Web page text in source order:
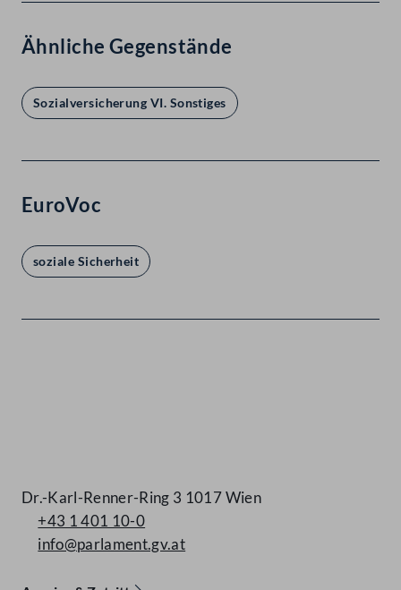
Ähnliche Gegenstände
Sozialversicherung VI. Sonstiges
EuroVoc
soziale Sicherheit
Dr.-Karl-Renner-Ring 3 1017 Wien
+43 1 401 10-0
info@parlament.gv.at